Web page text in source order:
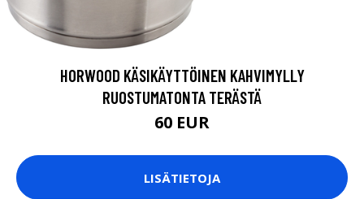
HORWOOD KÄSIKÄYTTÖINEN KAHVIMYLLY
RUOSTUMATONTA TERÄSTÄ
60 EUR
LISÄTIETOJA